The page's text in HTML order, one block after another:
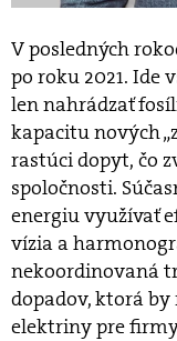
V posledných
po roku 2021. Ide
len nahrádzať
kapacitu nových
rastúci dopyt, čo
spoločnosti.
energiu využívať
vízia a
nekoordinovaná
dopadov, ktorá
elektriny pre